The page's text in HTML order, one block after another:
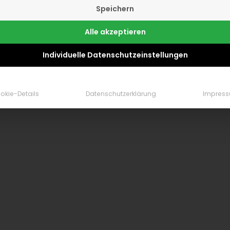
Speichern
Alle akzeptieren
Individuelle Datenschutzeinstellungen
Details Datenschutzerklärung